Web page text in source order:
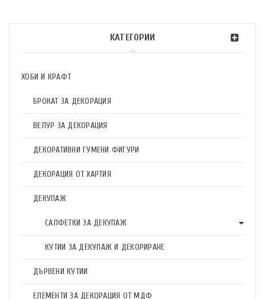
КАТЕГОРИИ
ХОБИ И КРАФТ
БРОКАТ ЗА ДЕКОРАЦИЯ
ВЕЛУР ЗА ДЕКОРАЦИЯ
ДЕКОРАТИВНИ ГУМЕНИ ФИГУРИ
ДЕКОРАЦИЯ ОТ ХАРТИЯ
ДЕКУПАЖ
САЛФЕТКИ ЗА ДЕКУПАЖ
КУТИИ ЗА ДЕКУПАЖ И ДЕКОРИРАНЕ
ДЪРВЕНИ КУТИИ
ЕЛЕМЕНТИ ЗА ДЕКОРАЦИЯ ОТ МДФ